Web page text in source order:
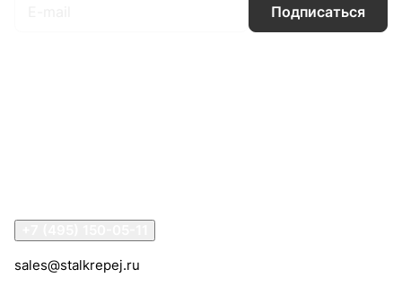
Подписаться
sales@stalkrepej.ru